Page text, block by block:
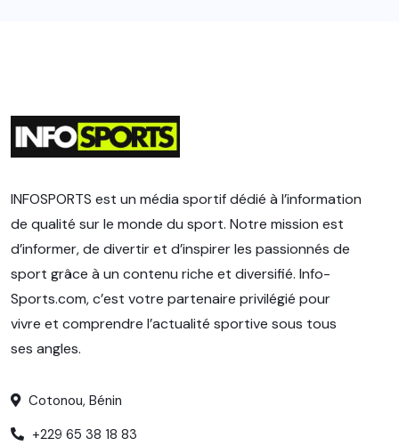
INFOSPORTS est un média sportif dédié à l’information
de qualité sur le monde du sport. Notre mission est
d’informer, de divertir et d’inspirer les passionnés de
sport grâce à un contenu riche et diversifié. Info-
Sports.com, c’est votre partenaire privilégié pour
vivre et comprendre l’actualité sportive sous tous
ses angles.
Cotonou, Bénin
+229 65 38 18 83